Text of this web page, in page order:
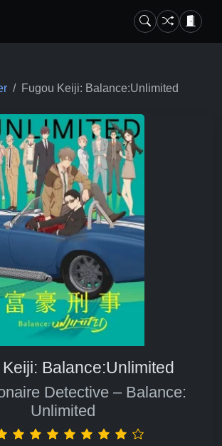
Fugou Keiji: Balance:Unlimited
Balance:Unlimited
Detective – Balance:
Unlimited